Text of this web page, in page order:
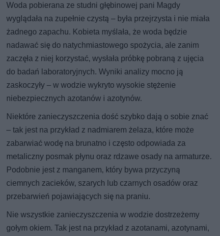
Woda pobierana ze studni głębinowej pani Magdy
wyglądała na zupełnie czystą – była przejrzysta i nie miała
żadnego zapachu. Kobieta myślała, że woda będzie
nadawać się do natychmiastowego spożycia, ale zanim
zaczęła z niej korzystać, wysłała próbkę pobraną z ujęcia
do badań laboratoryjnych. Wyniki analizy mocno ją
zaskoczyły – w wodzie wykryto wysokie stężenie
niebezpiecznych azotanów i azotynów.
Niektóre zanieczyszczenia dość szybko dają o sobie znać
– tak jest na przykład z nadmiarem żelaza, które może
zabarwiać wodę na brunatno i często odpowiada za
metaliczny posmak płynu oraz rdzawe osady na armaturze.
Podobnie jest z manganem, który bywa przyczyną
ciemnych zacieków, szarych lub czarnych osadów oraz
przebarwień pojawiających się na praniu.
Nie wszystkie zanieczyszczenia w wodzie dostrzeżemy
gołym okiem. Tak jest na przykład z azotanami, azotynami,